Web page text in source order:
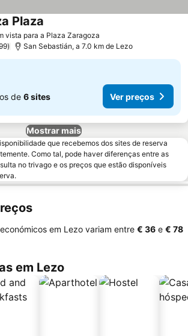
vista para a Plaza Zaragoza
Plaza
San Sebastián, a 7.0 km de Lezo
de 6 sites Ver preços
Mostrar mais
que recebemos dos sites de reserva
Como tal, pode haver diferenças entre as
no trivago e os preços que estão disponíveis
em Lezo variam entre ‎€ 36 e ‎€ 78
em Lezo